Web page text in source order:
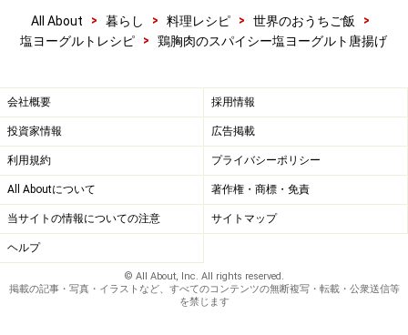
All About > 暮らし > 料理レシピ > 世界のおうちご飯
>
塩ヨーグルトレシピ
> 鶏胸肉のスパイシー塩ヨーグルト唐揚げ
会社概要 採用情報
投資家情報 広告掲載
利用規約 プライバシーポリシー
All Aboutについて 著作権・商標・免責
当サイトの情報についての注意 サイトマップ
ヘルプ
© All About, Inc. All rights reserved.
掲載の記事・写真・イラストなど、すべてのコンテンツの無断複写・転載・公衆送信等
を禁じます